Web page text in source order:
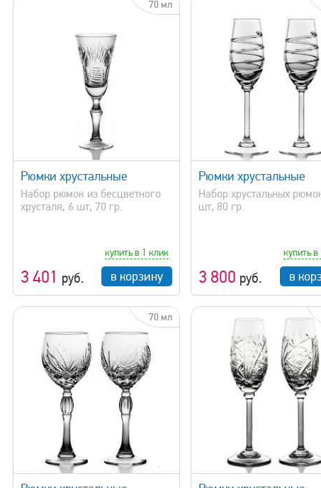
70 мл
Рюмки хрустальные
Набор рюмок из бесцветного
хрусталя, 6 шт, 70 гр.
3 401 руб.
купить в 1 клик
в корзину
быстрый просмотр
Рюмки хрустальные
Набор хрустальных
шт, 80 гр.
3 800 руб.
купить
в
быстрый
70 мл
быстрый просмотр быстрый